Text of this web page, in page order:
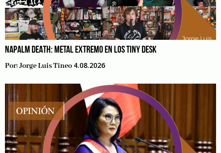
NAPALM DEATH: METAL EXTREMO EN LOS TINY DESK
Por:Jorge Luis Tineo 4.08.2026